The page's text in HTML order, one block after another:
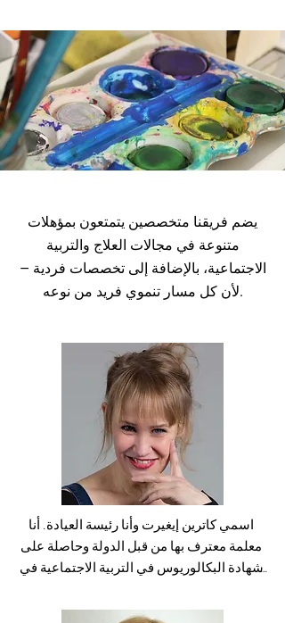
يضم فريقنا متخصصين يتمتعون بمؤهلات
متنوعة في مجالات العلاج والتربية
الاجتماعية، بالإضافة إلى تخصصات فردية —
لأن كل مسار تنموي فريد من نوعه.
اسمي كاترين إيغيرت وأنا رئيسة العيادة. أنا
معلمة معترف بها من قبل الدولة وحاصلة على
شهادة البكالوريوس في التربية الاجتماعية في
التدريبية والمؤهلات الإضافية خلال مسيرتي